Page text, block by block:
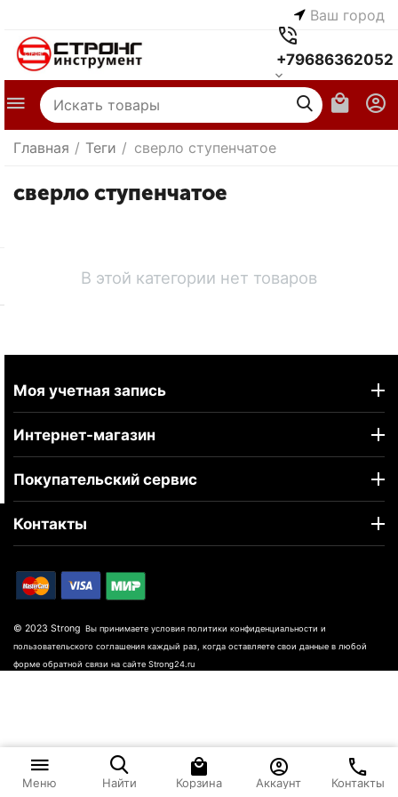
Ваш город
+79686362052
Главная / Теги / сверло ступенчатое
сверло ступенчатое
В этой категории нет товаров
Моя учетная запись
Интернет-магазин
Покупательский сервис
Контакты
© 2023 Strong Вы принимаете условия политики конфиденциальности и
пользовательского соглашения каждый раз, когда оставляете свои данные в любой
форме обратной связи на сайте Strong24.ru
Меню Найти Корзина Аккаунт Контакты